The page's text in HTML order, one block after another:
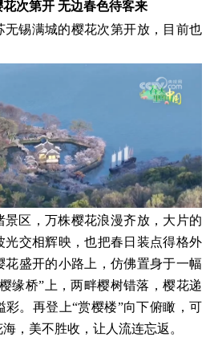
次第开 无边春色待客来
无锡满城的樱花次第开放，目前也
景区，万株樱花浪漫齐放，大片的
光交相辉映，也把春日装点得格外
花盛开的小路上，仿佛置身于一幅
缘桥”上，两畔樱树错落，樱花递
彩。再登上“赏樱楼”向下俯瞰，可
，美不胜收，让人流连忘返。